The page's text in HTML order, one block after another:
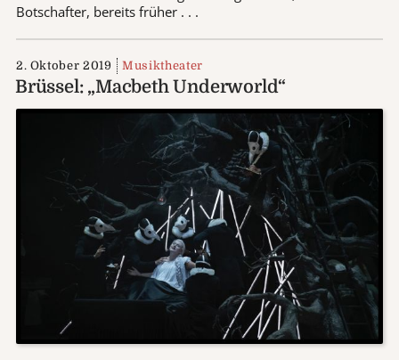
Botschafter, bereits früher . . .
2. Oktober 2019 Musiktheater
Brüssel: „Macbeth Underworld“